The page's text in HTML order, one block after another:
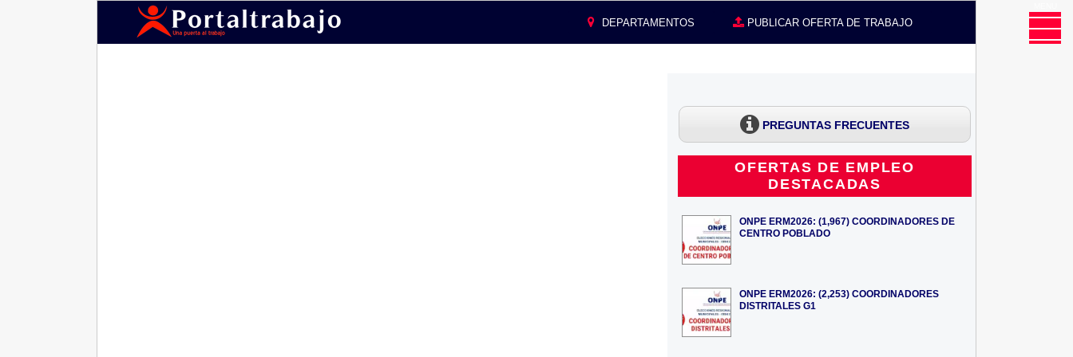
DEPARTAMENTOS PUBLICAR OFERTA DE TRABAJO
PREGUNTAS FRECUENTES
OFERTAS DE EMPLEO
DESTACADAS
ONPE ERM2026: (1,967) COORDINADORES DE
CENTRO POBLADO
ONPE ERM2026: (2,253) COORDINADORES
DISTRITALES G1